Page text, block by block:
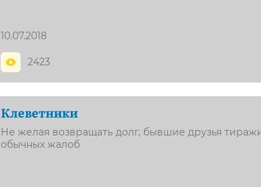
10.07.2018
2423
Клеветники
Не желая возвращать долг, бывшие друзья
обычных жалоб